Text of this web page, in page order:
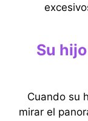
Su
Cuando su
mirar el